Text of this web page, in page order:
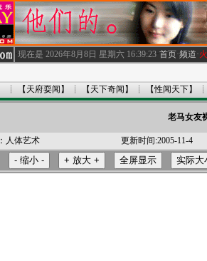
·现在是 2026年8月8日 星期六 16:39:23·首页·频道·
┊ 【天府耍闻】 ┊ 【天下奇闻】 ┊ 【性闻天下】
老马女友
人体艺术 更新时间:2005-11-4